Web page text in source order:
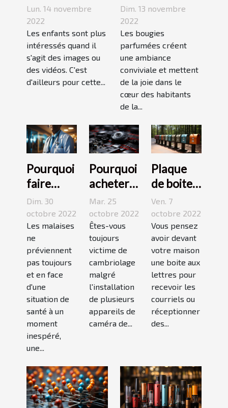
pour enseigner
aux enfants ?
Lun. 14 novembre
2022
Les enfants sont plus
intéressés quand il
s'agit des images ou
des vidéos. C'est
d'ailleurs pour cette...
bougie
parfumée?
Dim. 13 novembre
2022
Les bougies
parfumées créent
une ambiance
conviviale et mettent
de la joie dans le
cœur des habitants
de la...
Pourquoi
faire
appel à
une
maison
médicale
de garde
?
Dim. 30
octobre 2022
Les malaises
ne
préviennent
pas toujours
et en face
d'une
situation de
santé à un
moment
inespéré,
une...
Pourquoi
acheter
une
caméra
espion ?
Mar. 25
octobre 2022
Êtes-vous
toujours
victime de
cambriolage
malgré
l'installation
de plusieurs
appareils de
caméra de...
Plaque
de boite
aux
lettres :3
conseils
pour bien
choisir un
bon
modèle
Ven. 7
octobre 2022
Vous pensez
avoir devant
votre maison
une boite aux
lettres pour
recevoir les
courriels ou
réceptionner
des...